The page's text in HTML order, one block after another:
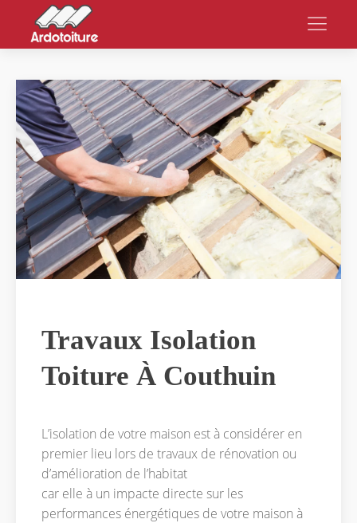
Travaux Isolation
Toiture À Couthuin
L’isolation de votre maison est à considérer en
premier lieu lors de travaux de rénovation ou
d’amélioration de l’habitat
car elle à un impacte directe sur les
performances énergétiques de votre maison à